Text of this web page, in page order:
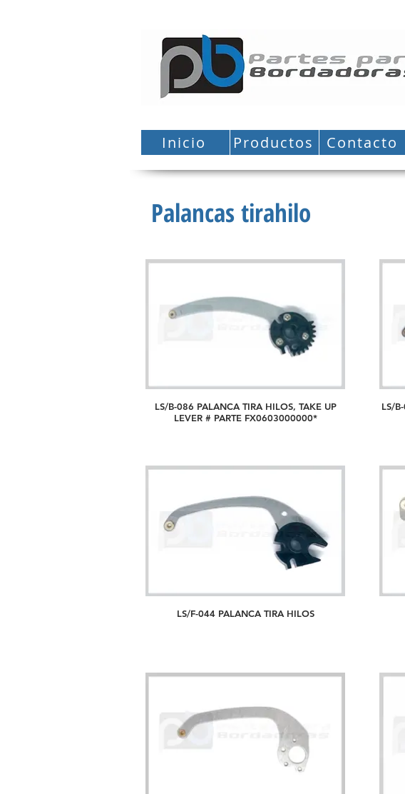
Inicio Productos Contacto
Palancas tirahilo
LS/B-086 PALANCA TIRA HILOS, TAKE UP
LEVER # PARTE FX0603000000*
LS/
LS/F-044 PALANCA TIRA HILOS